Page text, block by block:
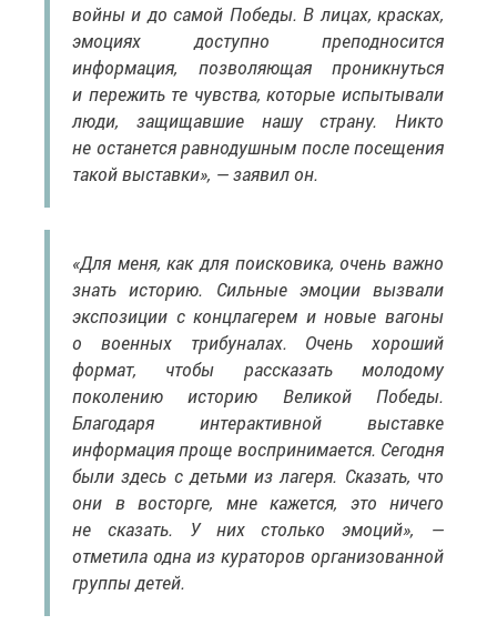
войны и до самой Победы. В лицах, красках,
эмоциях доступно преподносится
информация, позволяющая проникнуться
и пережить те чувства, которые испытывали
люди, защищавшие нашу страну. Никто
не останется равнодушным после посещения
такой выставки», — заявил он.
«Для меня, как для поисковика, очень важно
знать историю. Сильные эмоции вызвали
экспозиции с концлагерем и новые вагоны
о военных трибуналах. Очень хороший
формат, чтобы рассказать молодому
поколению историю Великой Победы.
Благодаря интерактивной выставке
информация проще воспринимается. Сегодня
были здесь с детьми из лагеря. Сказать, что
они в восторге, мне кажется, это ничего
не сказать. У них столько эмоций», —
отметила одна из кураторов организованной
группы детей.